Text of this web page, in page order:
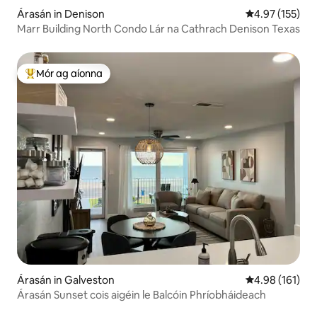
Árasán in Denison Meánrátáil
4.97 (155)
Marr Building North Condo Lár na Cathrach Denison Texas
An-mhór ag aíonna
Mór ag aíonna
Árasán in Galveston Meánrátáil
4.98 (161)
Árasán Sunset cois aigéin le Balcóin Phríobháideach